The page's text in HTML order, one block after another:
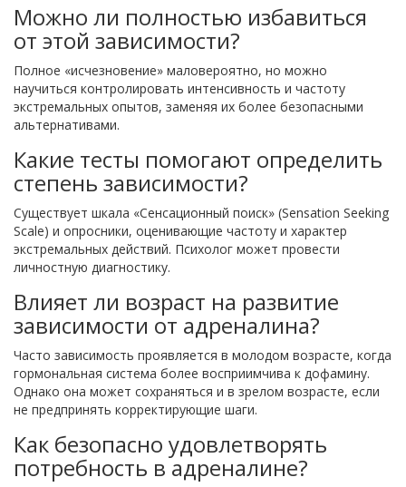
Можно ли полностью избавиться
от этой зависимости?
Полное «исчезновение» маловероятно, но можно
научиться контролировать интенсивность и частоту
экстремальных опытов, заменяя их более безопасными
альтернативами.
Какие тесты помогают определить
степень зависимости?
Существует шкала «Сенсационный поиск» (Sensation Seeking
Scale) и опросники, оценивающие частоту и характер
экстремальных действий. Психолог может провести
личностную диагностику.
Влияет ли возраст на развитие
зависимости от адреналина?
Часто зависимость проявляется в молодом возрасте, когда
гормональная система более восприимчива к дофамину.
Однако она может сохраняться и в зрелом возрасте, если
не предпринять корректирующие шаги.
Как безопасно удовлетворять
потребность в адреналине?